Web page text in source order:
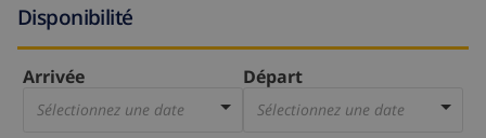
Disponibilité
Arrivée
Sélectionnez une date
Départ
Sélectionnez une date